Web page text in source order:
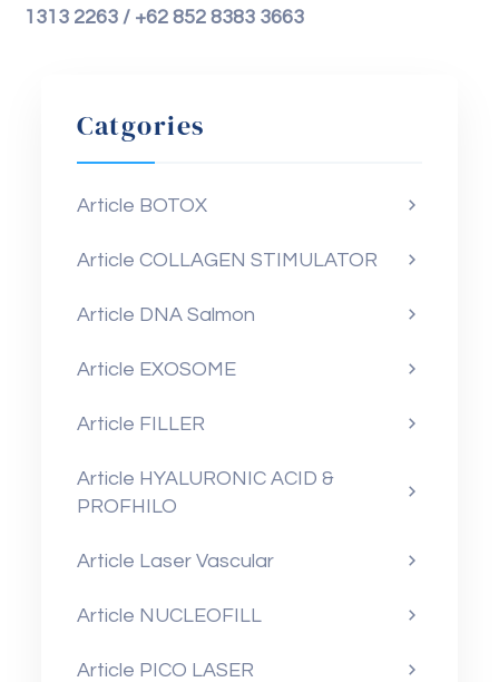
1313 2263 / +62 852 8383 3663
Catgories
Article BOTOX
Article COLLAGEN STIMULATOR
Article DNA Salmon
Article EXOSOME
Article FILLER
Article HYALURONIC ACID &
PROFHILO
Article Laser Vascular
Article NUCLEOFILL
Article PICO LASER